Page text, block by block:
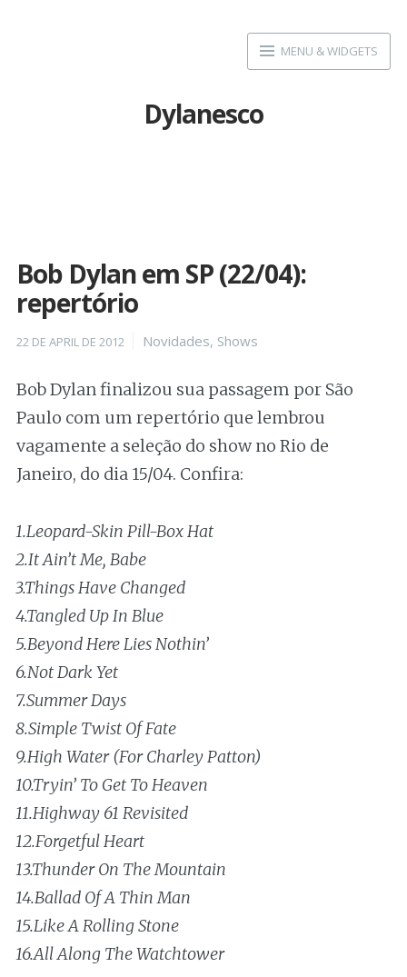
MENU & WIDGETS
Dylanesco
Bob Dylan em SP (22/04):
repertório
Posted
22 DE APRIL DE 2012 Categories
Novidades, Shows
Bob Dylan finalizou sua passagem por São
Paulo com um repertório que lembrou
vagamente a seleção do show no Rio de
Janeiro, do dia 15/04. Confira:
1.Leopard-Skin Pill-Box Hat
2.It Ain’t Me, Babe
3.Things Have Changed
4.Tangled Up In Blue
5.Beyond Here Lies Nothin’
6.Not Dark Yet
7.Summer Days
8.Simple Twist Of Fate
9.High Water (For Charley Patton)
10.Tryin’ To Get To Heaven
11.Highway 61 Revisited
12.Forgetful Heart
13.Thunder On The Mountain
14.Ballad Of A Thin Man
15.Like A Rolling Stone
16.All Along The Watchtower